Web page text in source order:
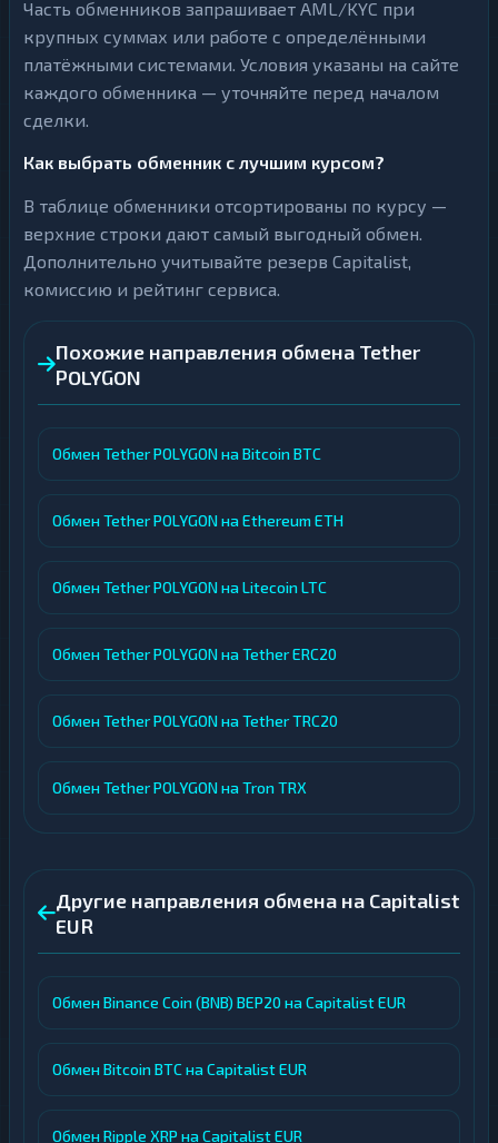
Часть обменников запрашивает AML/KYC при
крупных суммах или работе с определёнными
платёжными системами. Условия указаны на сайте
каждого обменника — уточняйте перед началом
сделки.
Как выбрать обменник с лучшим курсом?
В таблице обменники отсортированы по курсу —
верхние строки дают самый выгодный обмен.
Дополнительно учитывайте резерв Capitalist,
комиссию и рейтинг сервиса.
Похожие направления обмена Tether
POLYGON
Обмен Tether POLYGON на Bitcoin BTC
Обмен Tether POLYGON на Ethereum ETH
Обмен Tether POLYGON на Litecoin LTC
Обмен Tether POLYGON на Tether ERC20
Обмен Tether POLYGON на Tether TRC20
Обмен Tether POLYGON на Tron TRX
Другие направления обмена на Capitalist
EUR
Обмен Binance Coin (BNB) BEP20 на Capitalist EUR
Обмен Bitcoin BTC на Capitalist EUR
Обмен Ripple XRP на Capitalist EUR